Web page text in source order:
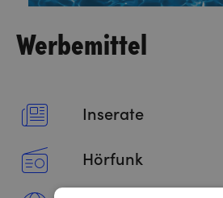
Werbemittel
Inserate
Hörfunk